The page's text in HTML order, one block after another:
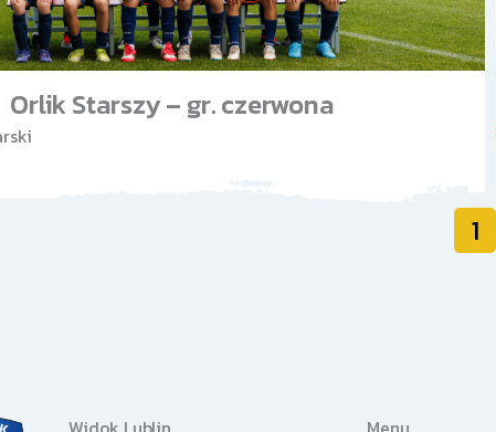
Orlik Starszy – gr. czerwona
1